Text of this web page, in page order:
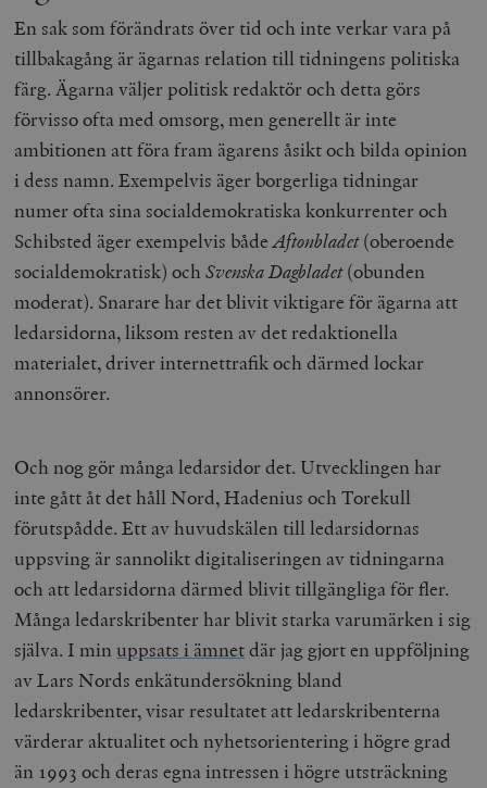
En sak som förändrats över tid och inte verkar vara på
tillbakagång är ägarnas relation till tidningens politiska
färg. Ägarna väljer politisk redaktör och detta görs
förvisso ofta med omsorg, men generellt är inte
ambitionen att föra fram ägarens åsikt och bilda opinion
i dess namn. Exempelvis äger borgerliga tidningar
numer ofta sina socialdemokratiska konkurrenter och
Schibsted äger exempelvis bådeAftonbladet(oberoende
socialdemokratisk) ochSvenska Dagbladet(obunden
moderat). Snarare har det blivit viktigare för ägarna att
ledarsidorna, liksom resten av det redaktionella
materialet, driver internettrafik och därmed lockar
annonsörer.
Och nog gör många ledarsidor det. Utvecklingen har
inte gått åt det håll Nord, Hadenius och Torekull
förutspådde. Ett av huvudskälen till ledarsidornas
uppsving är sannolikt digitaliseringen av tidningarna
och att ledarsidorna därmed blivit tillgängliga för fler.
Många ledarskribenter har blivit starka varumärken i sig
själva. I min uppsats i ämnetdär jag gjort en uppföljning
av Lars Nords enkätundersökning bland
ledarskribenter, visar resultatet att ledarskribenterna
värderar aktualitet och nyhetsorientering i högre grad
än 1993 och deras egna intressen i högre utsträckning